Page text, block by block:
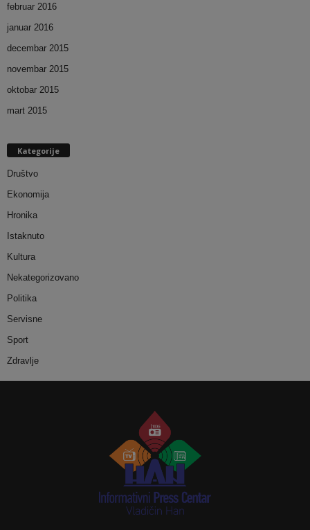
februar 2016
januar 2016
decembar 2015
novembar 2015
oktobar 2015
mart 2015
Kategorije
Društvo
Ekonomija
Hronika
Istaknuto
Kultura
Nekategorizovano
Politika
Servisne
Sport
Zdravlje